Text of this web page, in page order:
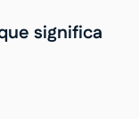
significa